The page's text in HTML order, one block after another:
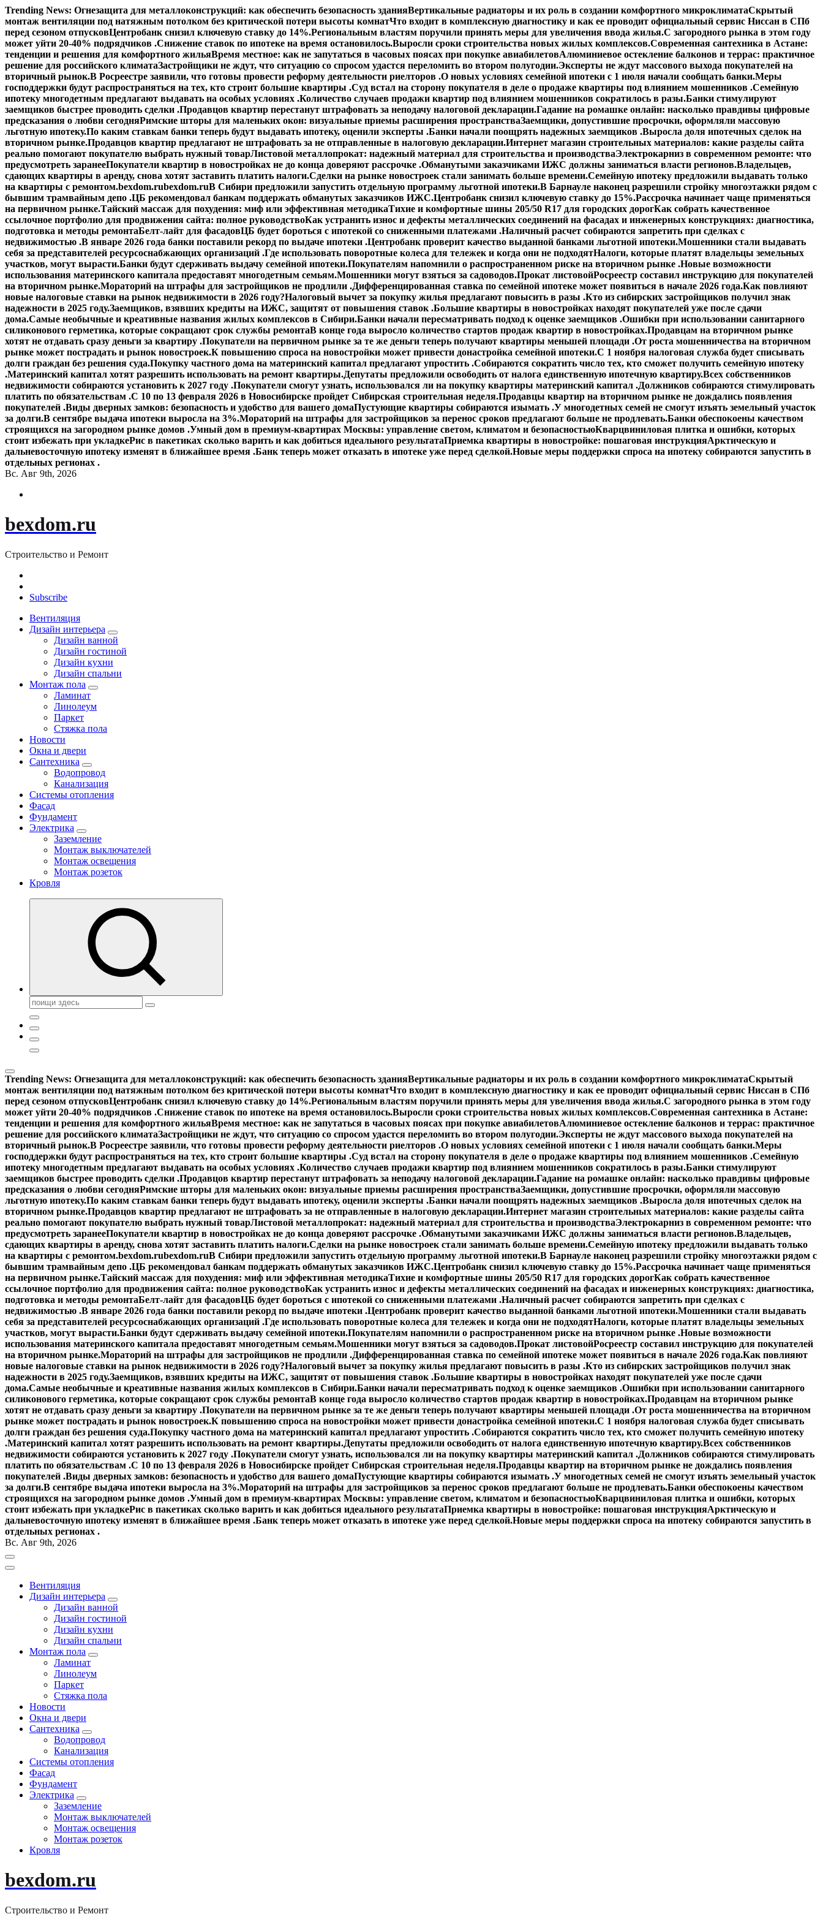
Перейти
к
содержимому
Trending News: Огнезащита для металлоконструкций: как обеспечить безопасность зданияВертикальные радиаторы и их роль в создании комфортного микроклиматаСкрытый
монтаж вентиляции под натяжным потолком без критической потери высоты комнатЧто входит в комплексную диагностику и как ее проводит официальный сервис Ниссан в СПб
перед сезоном отпусковЦентробанк снизил ключевую ставку до 14%.Региональным властям поручили принять меры для увеличения ввода жилья.С загородного рынка в этом году
может уйти 20-40% подрядчиков .Снижение ставок по ипотеке на время остановилось.Выросли сроки строительства новых жилых комплексов.Современная сантехника в Астане:
тенденции и решения для комфортного жильяВремя местное: как не запутаться в часовых поясах при покупке авиабилетовАлюминиевое остекление балконов и террас: практичное
решение для российского климатаЗастройщики не ждут, что ситуацию со спросом удастся переломить во втором полугодии.Эксперты не ждут массового выхода покупателей на
вторичный рынок.В Росреестре заявили, что готовы провести реформу деятельности риелторов .О новых условиях семейной ипотеки с 1 июля начали сообщать банки.Меры
господдержки будут распространяться на тех, кто строит большие квартиры .Суд встал на сторону покупателя в деле о продаже квартиры под влиянием мошенников .Семейную
ипотеку многодетным предлагают выдавать на особых условиях .Количество случаев продажи квартир под влиянием мошенников сократилось в разы.Банки стимулируют
заемщиков быстрее проводить сделки .Продавцов квартир перестанут штрафовать за неподачу налоговой декларации.Гадание на ромашке онлайн: насколько правдивы цифровые
предсказания о любви сегодняРимские шторы для маленьких окон: визуальные приемы расширения пространстваЗаемщики, допустившие просрочки, оформляли массовую
льготную ипотеку.По каким ставкам банки теперь будут выдавать ипотеку, оценили эксперты .Банки начали поощрять надежных заемщиков .Выросла доля ипотечных сделок на
вторичном рынке.Продавцов квартир предлагают не штрафовать за не отправленные в налоговую декларации.Интернет магазин строительных материалов: какие разделы сайта
реально помогают покупателю выбрать нужный товарЛистовой металлопрокат: надежный материал для строительства и производстваЭлектрокарниз в современном ремонте: что
предусмотреть заранееПокупатели квартир в новостройках не до конца доверяют рассрочке .Обманутыми заказчиками ИЖС должны заниматься власти регионов.Владельцев,
сдающих квартиры в аренду, снова хотят заставить платить налоги.Сделки на рынке новостроек стали занимать больше времени.Семейную ипотеку предложили выдавать только
на квартиры с ремонтом.bexdom.rubexdom.ruВ Сибири предложили запустить отдельную программу льготной ипотеки.В Барнауле наконец разрешили стройку многоэтажки рядом с
бывшим трамвайным депо .ЦБ рекомендовал банкам поддержать обманутых заказчиков ИЖС.Центробанк снизил ключевую ставку до 15%.Рассрочка начинает чаще применяться
на первичном рынке.Тайский массаж для похудения: миф или эффективная методикаТихие и комфортные шины 205/50 R17 для городских дорогКак собрать качественное
ссылочное портфолио для продвижения сайта: полное руководствоКак устранить износ и дефекты металлических соединений на фасадах и инженерных конструкциях: диагностика,
подготовка и методы ремонтаБелт-лайт для фасадовЦБ будет бороться с ипотекой со сниженными платежами .Наличный расчет собираются запретить при сделках с
недвижимостью .В январе 2026 года банки поставили рекорд по выдаче ипотеки .Центробанк проверит качество выданной банками льготной ипотеки.Мошенники стали выдавать
себя за представителей ресурсоснабжающих организаций .Где использовать поворотные колеса для тележек и когда они не подходятНалоги, которые платят владельцы земельных
участков, могут вырасти.Банки будут сдерживать выдачу семейной ипотеки.Покупателям напомнили о распространенном риске на вторичном рынке .Новые возможности
использования материнского капитала предоставят многодетным семьям.Мошенники могут взяться за садоводов.Прокат листовойРосреестр составил инструкцию для покупателей
на вторичном рынке.Мораторий на штрафы для застройщиков не продлили .Дифференцированная ставка по семейной ипотеке может появиться в начале 2026 года.Как повлияют
новые налоговые ставки на рынок недвижимости в 2026 году?Налоговый вычет за покупку жилья предлагают повысить в разы .Кто из сибирских застройщиков получил знак
надежности в 2025 году.Заемщиков, взявших кредиты на ИЖС, защитят от повышения ставок .Большие квартиры в новостройках находят покупателей уже после сдачи
дома.Самые необычные и креативные названия жилых комплексов в Сибири.Банки начали пересматривать подход к оценке заемщиков .Ошибки при использовании санитарного
силиконового герметика, которые сокращают срок службы ремонтаВ конце года выросло количество стартов продаж квартир в новостройках.Продавцам на вторичном рынке
хотят не отдавать сразу деньги за квартиру .Покупатели на первичном рынке за те же деньги теперь получают квартиры меньшей площади .От роста мошенничества на вторичном
рынке может пострадать и рынок новостроек.К повышению спроса на новостройки может привести донастройка семейной ипотеки.С 1 ноября налоговая служба будет списывать
долги граждан без решения суда.Покупку частного дома на материнский капитал предлагают упростить .Собираются сократить число тех, кто сможет получить семейную ипотеку
.Материнский капитал хотят разрешить использовать на ремонт квартиры.Депутаты предложили освободить от налога единственную ипотечную квартиру.Всех собственников
недвижимости собираются установить к 2027 году .Покупатели смогут узнать, использовался ли на покупку квартиры материнский капитал .Должников собираются стимулировать
платить по обязательствам .С 10 по 13 февраля 2026 в Новосибирске пройдет Сибирская строительная неделя.Продавцы квартир на вторичном рынке не дождались появления
покупателей .Виды дверных замков: безопасность и удобство для вашего домаПустующие квартиры собираются изымать .У многодетных семей не смогут изъять земельный участок
за долги.В сентябре выдача ипотеки выросла на 3%.Мораторий на штрафы для застройщиков за перенос сроков предлагают больше не продлевать.Банки обеспокоены качеством
строящихся на загородном рынке домов .Умный дом в премиум-квартирах Москвы: управление светом, климатом и безопасностьюКварцвиниловая плитка и ошибки, которых
стоит избежать при укладкеРис в пакетиках сколько варить и как добиться идеального результатаПриемка квартиры в новостройке: пошаговая инструкцияАрктическую и
дальневосточную ипотеку изменят в ближайшее время .Банк теперь может отказать в ипотеке уже перед сделкой.Новые меры поддержки спроса на ипотеку собираются запустить в
отдельных регионах .
Вс. Авг 9th, 2026
bexdom.ru
Строительство и Ремонт
Subscribe
Вентиляция
Дизайн интерьера
Дизайн ванной
Дизайн гостиной
Дизайн кухни
Дизайн спальни
Монтаж пола
Ламинат
Линолеум
Паркет
Стяжка пола
Новости
Окна и двери
Сантехника
Водопровод
Канализация
Системы отопления
Фасад
Фундамент
Электрика
Заземление
Монтаж выключателей
Монтаж освещения
Монтаж розеток
Кровля
Поиск:
Trending News: Огнезащита для металлоконструкций: как обеспечить безопасность зданияВертикальные радиаторы и их роль в создании комфортного микроклиматаСкрытый
монтаж вентиляции под натяжным потолком без критической потери высоты комнатЧто входит в комплексную диагностику и как ее проводит официальный сервис Ниссан в СПб
перед сезоном отпусковЦентробанк снизил ключевую ставку до 14%.Региональным властям поручили принять меры для увеличения ввода жилья.С загородного рынка в этом году
может уйти 20-40% подрядчиков .Снижение ставок по ипотеке на время остановилось.Выросли сроки строительства новых жилых комплексов.Современная сантехника в Астане:
тенденции и решения для комфортного жильяВремя местное: как не запутаться в часовых поясах при покупке авиабилетовАлюминиевое остекление балконов и террас: практичное
решение для российского климатаЗастройщики не ждут, что ситуацию со спросом удастся переломить во втором полугодии.Эксперты не ждут массового выхода покупателей на
вторичный рынок.В Росреестре заявили, что готовы провести реформу деятельности риелторов .О новых условиях семейной ипотеки с 1 июля начали сообщать банки.Меры
господдержки будут распространяться на тех, кто строит большие квартиры .Суд встал на сторону покупателя в деле о продаже квартиры под влиянием мошенников .Семейную
ипотеку многодетным предлагают выдавать на особых условиях .Количество случаев продажи квартир под влиянием мошенников сократилось в разы.Банки стимулируют
заемщиков быстрее проводить сделки .Продавцов квартир перестанут штрафовать за неподачу налоговой декларации.Гадание на ромашке онлайн: насколько правдивы цифровые
предсказания о любви сегодняРимские шторы для маленьких окон: визуальные приемы расширения пространстваЗаемщики, допустившие просрочки, оформляли массовую
льготную ипотеку.По каким ставкам банки теперь будут выдавать ипотеку, оценили эксперты .Банки начали поощрять надежных заемщиков .Выросла доля ипотечных сделок на
вторичном рынке.Продавцов квартир предлагают не штрафовать за не отправленные в налоговую декларации.Интернет магазин строительных материалов: какие разделы сайта
реально помогают покупателю выбрать нужный товарЛистовой металлопрокат: надежный материал для строительства и производстваЭлектрокарниз в современном ремонте: что
предусмотреть заранееПокупатели квартир в новостройках не до конца доверяют рассрочке .Обманутыми заказчиками ИЖС должны заниматься власти регионов.Владельцев,
сдающих квартиры в аренду, снова хотят заставить платить налоги.Сделки на рынке новостроек стали занимать больше времени.Семейную ипотеку предложили выдавать только
на квартиры с ремонтом.bexdom.rubexdom.ruВ Сибири предложили запустить отдельную программу льготной ипотеки.В Барнауле наконец разрешили стройку многоэтажки рядом с
бывшим трамвайным депо .ЦБ рекомендовал банкам поддержать обманутых заказчиков ИЖС.Центробанк снизил ключевую ставку до 15%.Рассрочка начинает чаще применяться
на первичном рынке.Тайский массаж для похудения: миф или эффективная методикаТихие и комфортные шины 205/50 R17 для городских дорогКак собрать качественное
ссылочное портфолио для продвижения сайта: полное руководствоКак устранить износ и дефекты металлических соединений на фасадах и инженерных конструкциях: диагностика,
подготовка и методы ремонтаБелт-лайт для фасадовЦБ будет бороться с ипотекой со сниженными платежами .Наличный расчет собираются запретить при сделках с
недвижимостью .В январе 2026 года банки поставили рекорд по выдаче ипотеки .Центробанк проверит качество выданной банками льготной ипотеки.Мошенники стали выдавать
себя за представителей ресурсоснабжающих организаций .Где использовать поворотные колеса для тележек и когда они не подходятНалоги, которые платят владельцы земельных
участков, могут вырасти.Банки будут сдерживать выдачу семейной ипотеки.Покупателям напомнили о распространенном риске на вторичном рынке .Новые возможности
использования материнского капитала предоставят многодетным семьям.Мошенники могут взяться за садоводов.Прокат листовойРосреестр составил инструкцию для покупателей
на вторичном рынке.Мораторий на штрафы для застройщиков не продлили .Дифференцированная ставка по семейной ипотеке может появиться в начале 2026 года.Как повлияют
новые налоговые ставки на рынок недвижимости в 2026 году?Налоговый вычет за покупку жилья предлагают повысить в разы .Кто из сибирских застройщиков получил знак
надежности в 2025 году.Заемщиков, взявших кредиты на ИЖС, защитят от повышения ставок .Большие квартиры в новостройках находят покупателей уже после сдачи
дома.Самые необычные и креативные названия жилых комплексов в Сибири.Банки начали пересматривать подход к оценке заемщиков .Ошибки при использовании санитарного
силиконового герметика, которые сокращают срок службы ремонтаВ конце года выросло количество стартов продаж квартир в новостройках.Продавцам на вторичном рынке
хотят не отдавать сразу деньги за квартиру .Покупатели на первичном рынке за те же деньги теперь получают квартиры меньшей площади .От роста мошенничества на вторичном
рынке может пострадать и рынок новостроек.К повышению спроса на новостройки может привести донастройка семейной ипотеки.С 1 ноября налоговая служба будет списывать
долги граждан без решения суда.Покупку частного дома на материнский капитал предлагают упростить .Собираются сократить число тех, кто сможет получить семейную ипотеку
.Материнский капитал хотят разрешить использовать на ремонт квартиры.Депутаты предложили освободить от налога единственную ипотечную квартиру.Всех собственников
недвижимости собираются установить к 2027 году .Покупатели смогут узнать, использовался ли на покупку квартиры материнский капитал .Должников собираются стимулировать
платить по обязательствам .С 10 по 13 февраля 2026 в Новосибирске пройдет Сибирская строительная неделя.Продавцы квартир на вторичном рынке не дождались появления
покупателей .Виды дверных замков: безопасность и удобство для вашего домаПустующие квартиры собираются изымать .У многодетных семей не смогут изъять земельный участок
за долги.В сентябре выдача ипотеки выросла на 3%.Мораторий на штрафы для застройщиков за перенос сроков предлагают больше не продлевать.Банки обеспокоены качеством
строящихся на загородном рынке домов .Умный дом в премиум-квартирах Москвы: управление светом, климатом и безопасностьюКварцвиниловая плитка и ошибки, которых
стоит избежать при укладкеРис в пакетиках сколько варить и как добиться идеального результатаПриемка квартиры в новостройке: пошаговая инструкцияАрктическую и
дальневосточную ипотеку изменят в ближайшее время .Банк теперь может отказать в ипотеке уже перед сделкой.Новые меры поддержки спроса на ипотеку собираются запустить в
отдельных регионах .
Вс. Авг 9th, 2026
Вентиляция
Дизайн интерьера
Дизайн ванной
Дизайн гостиной
Дизайн кухни
Дизайн спальни
Монтаж пола
Ламинат
Линолеум
Паркет
Стяжка пола
Новости
Окна и двери
Сантехника
Водопровод
Канализация
Системы отопления
Фасад
Фундамент
Электрика
Заземление
Монтаж выключателей
Монтаж освещения
Монтаж розеток
Кровля
bexdom.ru
Строительство и Ремонт